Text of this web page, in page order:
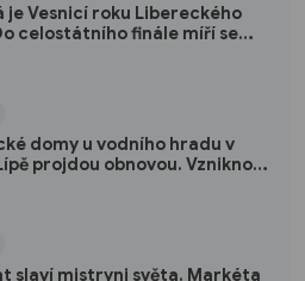
je Vesnicí roku Libereckého
celostátního finále míří se
domy u vodního hradu v
projdou obnovou. Vzniknou v
expozice
slaví mistryni světa. Markéta